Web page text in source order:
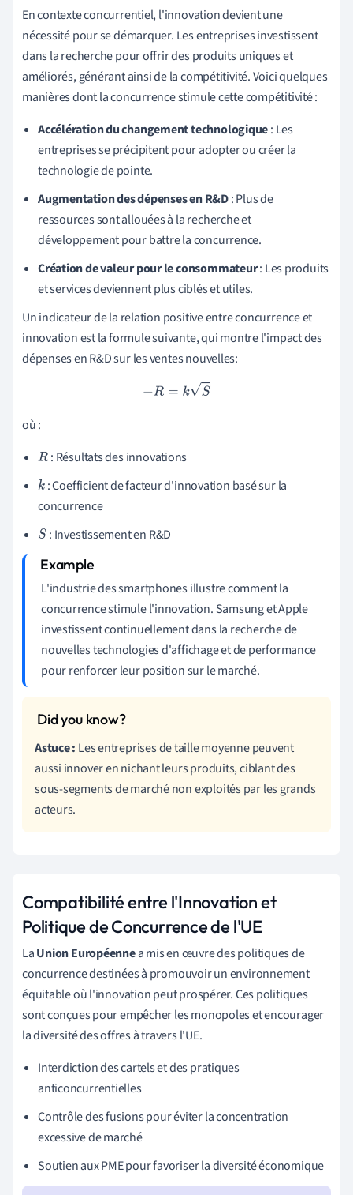
En contexte concurrentiel, l'innovation devient une
nécessité pour se démarquer. Les entreprises investissent
dans la recherche pour offrir des produits uniques et
améliorés, générant ainsi de la compétitivité. Voici quelques
manières dont la concurrence stimule cette compétitivité :
Accélération du changement technologique: Les
entreprises se précipitent pour adopter ou créer la
technologie de pointe.
Augmentation des dépenses en R&D: Plus de
ressources sont allouées à la recherche et
développement pour battre la concurrence.
Création de valeur pour le consommateur: Les produits
et services deviennent plus ciblés et utiles.
Un indicateur de la relation positive entre concurrence et
innovation est la formule suivante, qui montre l'impact des
dépenses en R&D sur les ventes nouvelles:
− R= kS
où :
R : Résultats des innovations
k : Coefficient de facteur d'innovation basé sur la
concurrence
S : Investissement en R&D
L'industrie des smartphones illustre comment la
concurrence stimule l'innovation. Samsung et Apple
investissent continuellement dans la recherche de
nouvelles technologies d'affichage et de performance
pour renforcer leur position sur le marché.
Astuce : Les entreprises de taille moyenne peuvent
aussi innover en nichant leurs produits, ciblant des
sous-segments de marché non exploités par les grands
acteurs.
Compatibilité entre l'Innovation et
Politique de Concurrence de l'UE
LaUnion Européennea mis en œuvre des politiques de
concurrence destinées à promouvoir un environnement
équitable où l'innovation peut prospérer. Ces politiques
sont conçues pour empêcher les monopoles et encourager
la diversité des offres à travers l'UE.
Interdiction des cartels et des pratiques
anticoncurrentielles
Contrôle des fusions pour éviter la concentration
excessive de marché
Soutien aux PME pour favoriser la diversité économique